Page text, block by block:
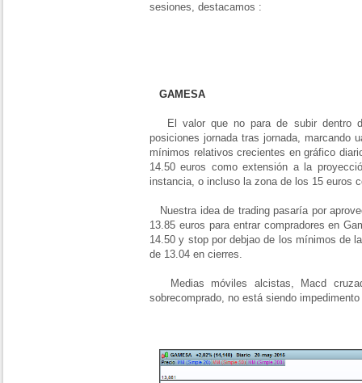
sesiones, destacamos :
GAMESA
El valor que no para de subir dentro
posiciones jornada tras jornada, marcando
mínimos relativos crecientes en gráfico
14.50 euros como extensión a la
instancia, o incluso la zona de los 15 euros
Nuestra idea de trading pasaría por
13.85 euros para entrar compradores en
14.50 y stop por debjao de los mínimos de
de 13.04 en cierres.
Medias móviles alcistas, Macd
sobrecomprado, no está siendo